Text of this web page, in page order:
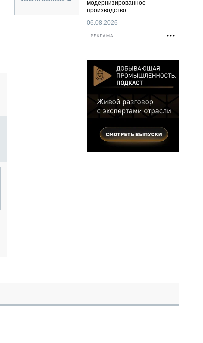
модернизированное
производство
06.08.2026
РЕКЛАМА